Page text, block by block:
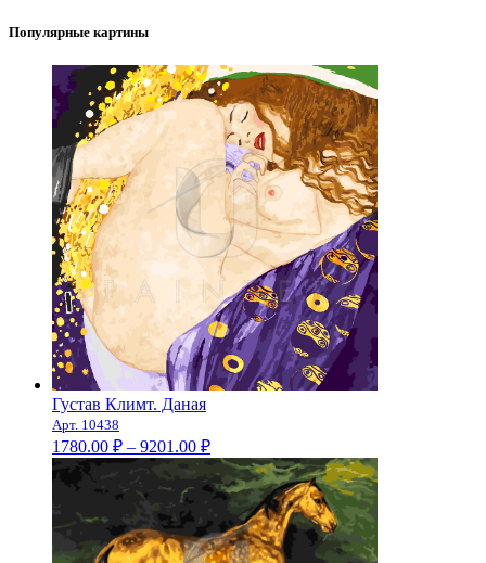
Популярные картины
Густав Климт. Даная
Арт. 10438
1780.00 ₽ – 9201.00 ₽Диапазон
цен:
1780.00 ₽
9201.00 ₽